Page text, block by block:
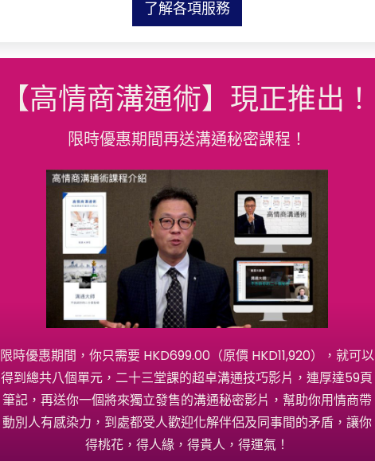
了解各項服務
【高情商溝通術】現正推出！
限時優惠期間再送溝通秘密課程！
限時優惠期間，你只需要 HKD699.00（原價 HKD11,920），就可以
得到總共八個單元，二十三堂課的超卓溝通技巧影片，連厚達59頁
筆記，再送你一個將來獨立發售的溝通秘密影片，幫助你用情商帶
動別人有感染力，到處都受人歡迎化解伴侶及同事間的矛盾，讓你
得桃花，得人緣，得貴人，得運氣！